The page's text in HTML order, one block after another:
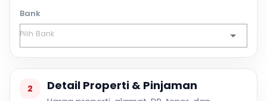
Bank
2 Detail Properti & Pinjaman